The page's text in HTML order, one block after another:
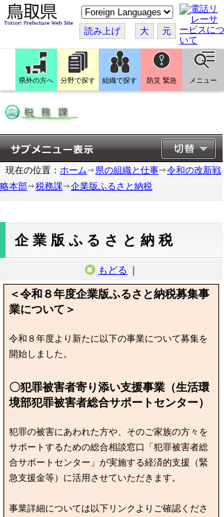
こ
の
ペ
ー
ジ
を
翻
訳
す
読み上げ 大 元
県外の方へ 分野で探す 組織で探す 防災 緊急 メニュー
現在の位置： ホーム 県の組織と仕事
令和の改新戦
略本部
税務課 企業版ふるさと納税
企業版ふるさと納税
もどる ｜
＜令和８年度企業版ふるさと納税募集事
業について＞
令和８年度より新たに以下の事業について募集を
開始しました。
〇犯罪被害者寄り添い支援事業（生活環
境部犯罪被害者総合サポートセンター）
犯罪の被害にあわれた方や、そのご家族の方々を
サポートするための総合相談窓口「犯罪被害者総
合サポートセンター」 が実施する経済的支援（緊
急支援金等）に活用させていただきます。
事業詳細については以下リンクよりご確認くださ